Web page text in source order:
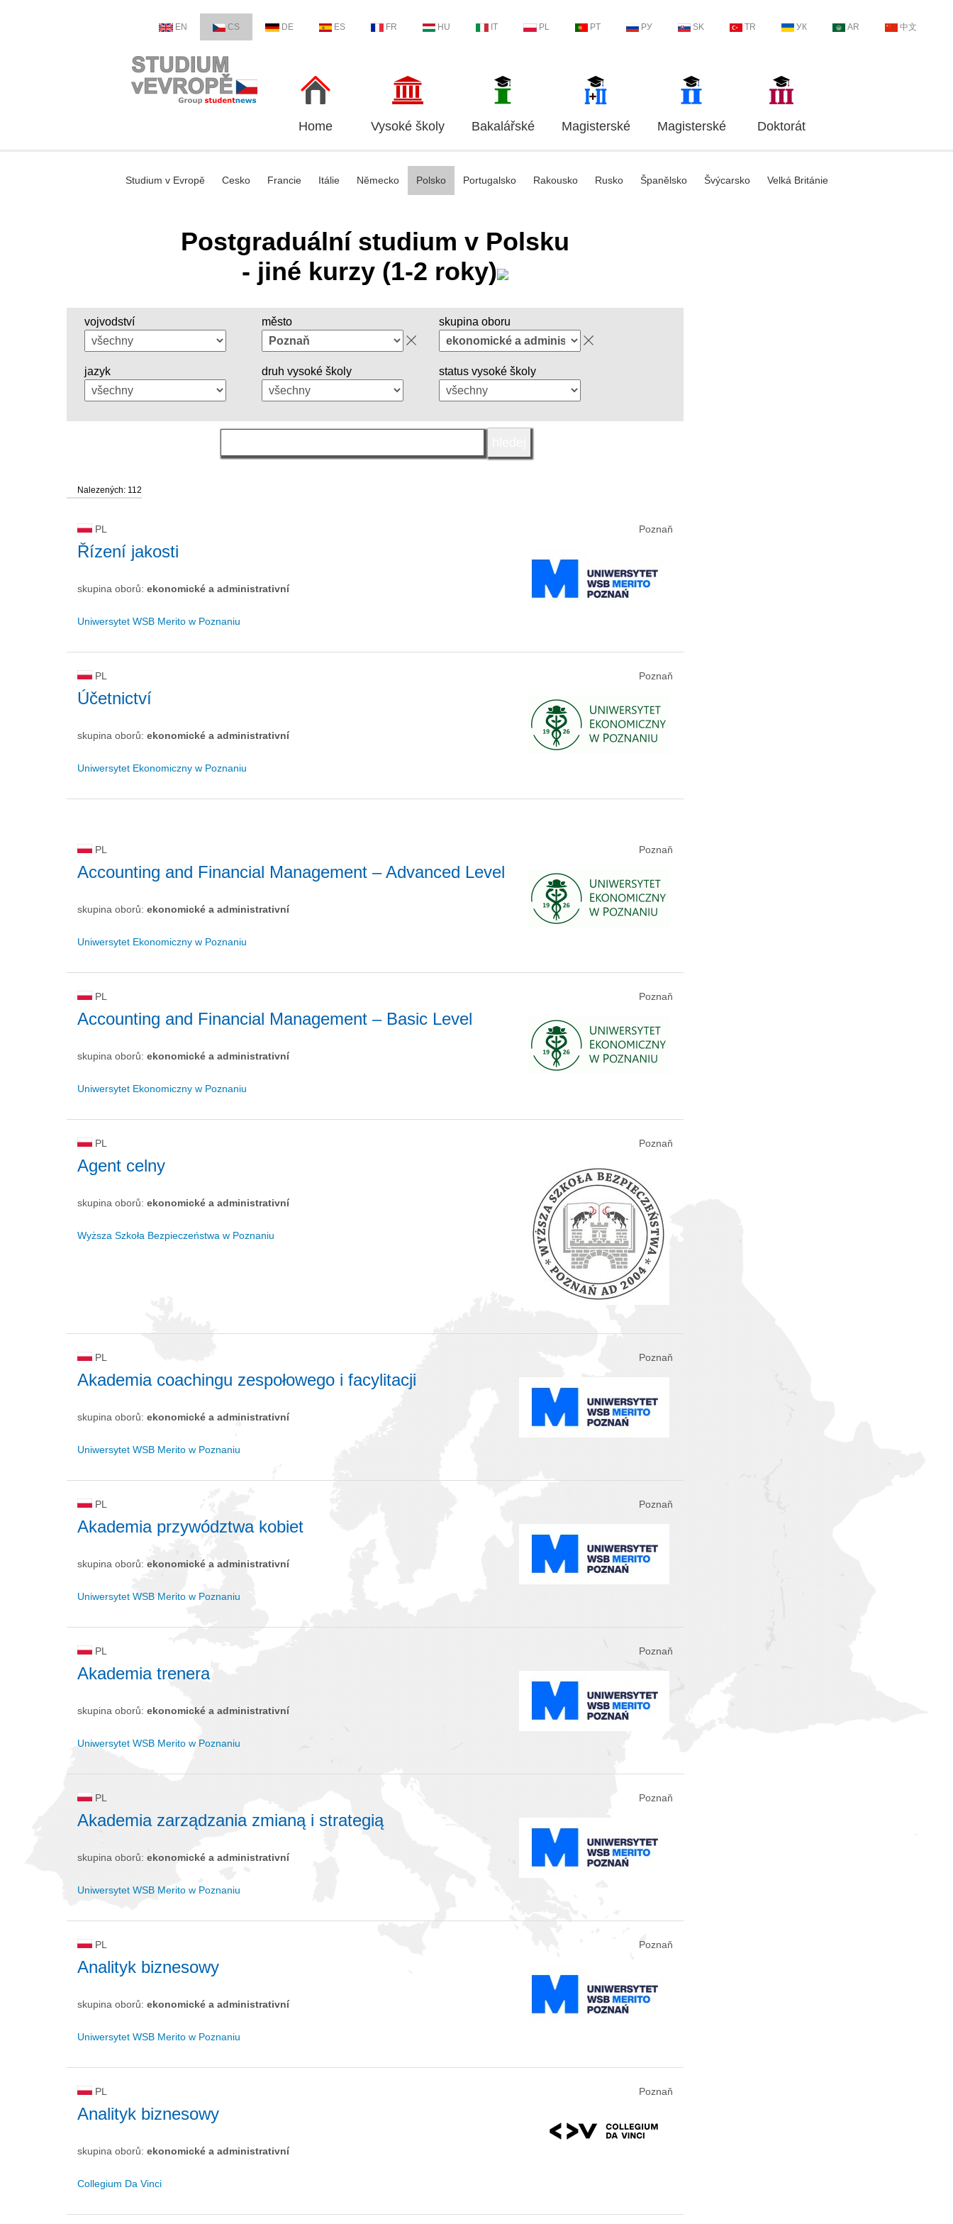
EN CS DE ES FR HU IT PL PT РУ SK TR УК AR 中文
Home Vysoké školy Bakalářské Magisterské Magisterské Doktorát
Studium v Evropě Cesko Francie Itálie Německo Polsko Portugalsko Rakousko Rusko Španělsko Švýcarsko Velká Británie
Postgraduální studium v Polsku
- jiné kurzy (1-2 roky)
vojvodství město skupina oboru
jazyk druh vysoké školy status vysoké školy
Nalezených: 112
PL Poznaň
Řízení jakosti
skupina oborů: ekonomické a administrativní
Uniwersytet WSB Merito w Poznaniu
PL Poznaň
Účetnictví
skupina oborů: ekonomické a administrativní
Uniwersytet Ekonomiczny w Poznaniu
PL Poznaň
Accounting and Financial Management – Advanced Level
skupina oborů: ekonomické a administrativní
Uniwersytet Ekonomiczny w Poznaniu
PL Poznaň
Accounting and Financial Management – Basic Level
skupina oborů: ekonomické a administrativní
Uniwersytet Ekonomiczny w Poznaniu
PL Poznaň
Agent celny
skupina oborů: ekonomické a administrativní
Wyższa Szkoła Bezpieczeństwa w Poznaniu
PL Poznaň
Akademia coachingu zespołowego i facylitacji
skupina oborů: ekonomické a administrativní
Uniwersytet WSB Merito w Poznaniu
PL Poznaň
Akademia przywództwa kobiet
skupina oborů: ekonomické a administrativní
Uniwersytet WSB Merito w Poznaniu
PL Poznaň
Akademia trenera
skupina oborů: ekonomické a administrativní
Uniwersytet WSB Merito w Poznaniu
PL Poznaň
Akademia zarządzania zmianą i strategią
skupina oborů: ekonomické a administrativní
Uniwersytet WSB Merito w Poznaniu
PL Poznaň
Analityk biznesowy
skupina oborů: ekonomické a administrativní
Uniwersytet WSB Merito w Poznaniu
PL Poznaň
Analityk biznesowy
skupina oborů: ekonomické a administrativní
Collegium Da Vinci